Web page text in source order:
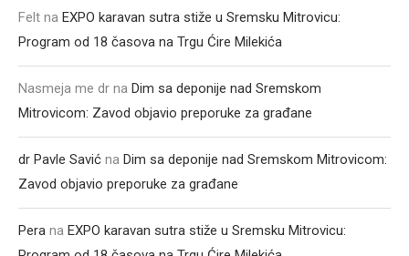
Felt na EXPO karavan sutra stiže u Sremsku Mitrovicu:
Program od 18 časova na Trgu Ćire Milekića
Nasmeja me dr na Dim sa deponije nad Sremskom
Mitrovicom: Zavod objavio preporuke za građane
dr Pavle Savić na Dim sa deponije nad Sremskom Mitrovicom:
Zavod objavio preporuke za građane
Pera na EXPO karavan sutra stiže u Sremsku Mitrovicu: